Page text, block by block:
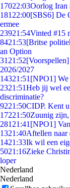
17022:03Oorlog Iran
181 22:00[SBS6] De
ermee
23921:54Vinted #15
8421:53[Britse
an Option
31 21:52
2026/2027
14321:51 [NPO1] We
2321:51Heb jij wel
discriminatie?
9221:50CIDP. Kent u
17221:50Zuunig
281 21:41 [NPO1]
1321:40Aftellen naar
1421:33Ik wil een
5021:16Zieke
loper
Nederland
Nederland